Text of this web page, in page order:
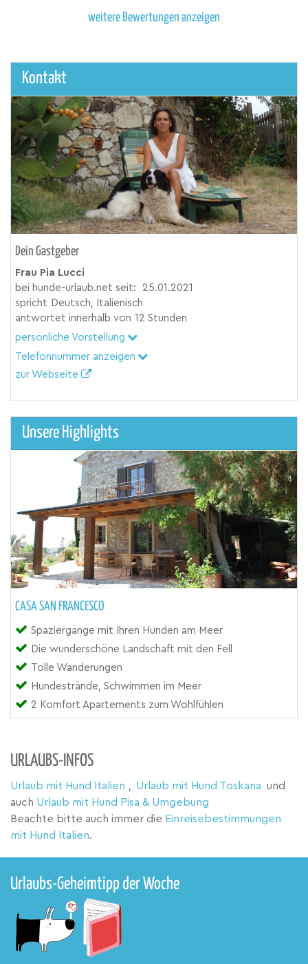
weitere Bewertungen anzeigen
Kontakt
Dein Gastgeber
Frau Pia Lucci
bei hunde-urlaub.net seit:
25.01.2021
spricht
Deutsch, Italienisch
antwortet innerhalb von 12 Stunden
persönliche Vorstellung
Telefonnummer anzeigen
zur Webseite
Unsere Highlights
CASA SAN FRANCESCO
Spaziergänge mit Ihren Hunden am Meer
Die wunderschöne Landschaft mit den Fell
Tolle Wanderungen
Hundestrände, Schwimmen im Meer
2 Komfort Apartements zum Wohlfühlen
URLAUBS-INFOS
Urlaub mit Hund Italien Urlaub mit Hund Toskana und
auch Urlaub mit Hund Pisa & Umgebung
Beachte bitte auch immer die Einreisebestimmungen
mit Hund Italien.
Urlaubs-Geheimtipp der Woche